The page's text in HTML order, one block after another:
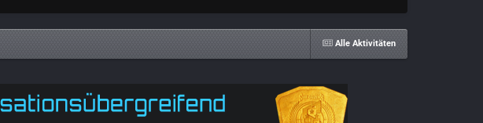
Alle Aktivitäten